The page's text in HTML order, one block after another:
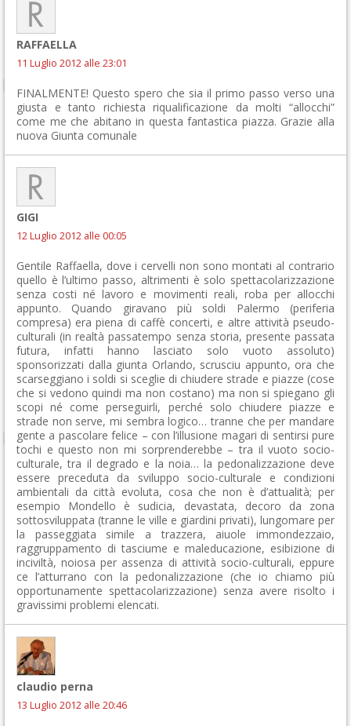
RAFFAELLA
11 Luglio 2012 alle 23:01
FINALMENTE! Questo spero che sia il primo passo verso una
giusta e tanto richiesta riqualificazione da molti “allocchi”
come me che abitano in questa fantastica piazza. Grazie alla
nuova Giunta comunale
GIGI
12 Luglio 2012 alle 00:05
Gentile Raffaella, dove i cervelli non sono montati al contrario
quello è l’ultimo passo, altrimenti è solo spettacolarizzazione
senza costi né lavoro e movimenti reali, roba per allocchi
appunto. Quando giravano più soldi Palermo (periferia
compresa) era piena di caffè concerti, e altre attività pseudo-
culturali (in realtà passatempo senza storia, presente passata
futura, infatti hanno lasciato solo vuoto assoluto)
sponsorizzati dalla giunta Orlando, scrusciu appunto, ora che
scarseggiano i soldi si sceglie di chiudere strade e piazze (cose
che si vedono quindi ma non costano) ma non si spiegano gli
scopi né come perseguirli, perché solo chiudere piazze e
strade non serve, mi sembra logico… tranne che per mandare
gente a pascolare felice – con l’illusione magari di sentirsi pure
tochi e questo non mi sorprenderebbe – tra il vuoto socio-
culturale, tra il degrado e la noia… la pedonalizzazione deve
essere preceduta da sviluppo socio-culturale e condizioni
ambientali da città evoluta, cosa che non è d’attualità; per
esempio Mondello è sudicia, devastata, decoro da zona
sottosviluppata (tranne le ville e giardini privati), lungomare per
la passeggiata simile a trazzera, aiuole immondezzaio,
raggruppamento di tasciume e maleducazione, esibizione di
inciviltà, noiosa per assenza di attività socio-culturali, eppure
ce l’atturrano con la pedonalizzazione (che io chiamo più
opportunamente spettacolarizzazione) senza avere risolto i
gravissimi problemi elencati.
claudio perna
13 Luglio 2012 alle 20:46